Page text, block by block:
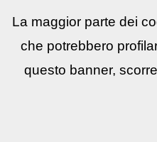
ReflexLIST▼
La maggior parte dei
che potrebbero
questo banner,